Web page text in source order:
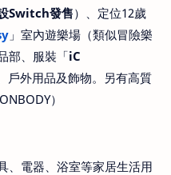
Switch發售）、定位12歲
」室內遊樂場（類似冒險樂
部、服裝「iC
戶外用品及飾物。另有高質
）
、電器、浴室等家居生活用